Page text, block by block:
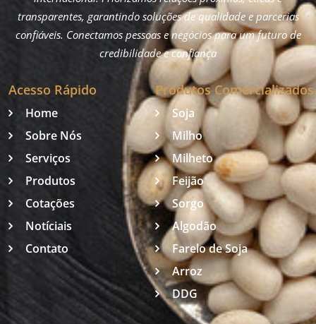
transparentes, garantindo soluções de qualidade e parcerias
confiáveis. Conectamos pessoas e negócios para um futuro de
credibilidade e confiança
Acesso Rápido
Home
Sobre Nós
Serviços
Produtos
Cotações
Notíciais
Contato
Produtos Comercializados
Soja
Milho
Milheto
Feijão
Sorgo
Algodão
Farelo de Soja
Arroz
DDG